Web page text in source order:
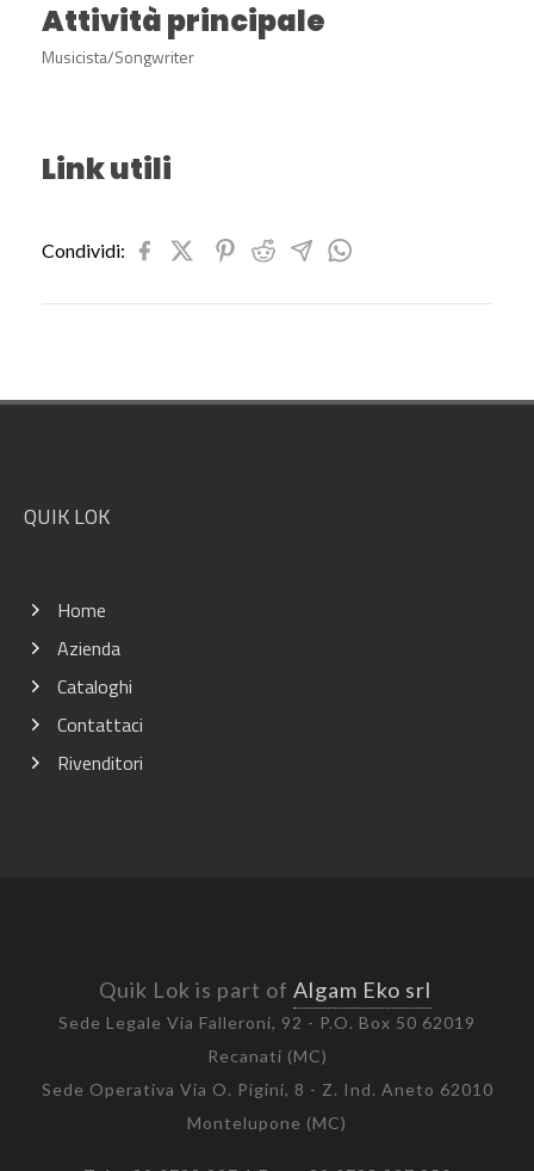
Attività principale
Musicista/Songwriter
Link utili
Condividi:
QUIK LOK
Home
Azienda
Cataloghi
Contattaci
Rivenditori
Quik Lok is part of Algam Eko srl
Sede Legale Via Falleroni, 92 - P.O. Box 50 62019
Recanati (MC)
Sede Operativa Via O. Pigini, 8 - Z. Ind. Aneto 62010
Montelupone (MC)